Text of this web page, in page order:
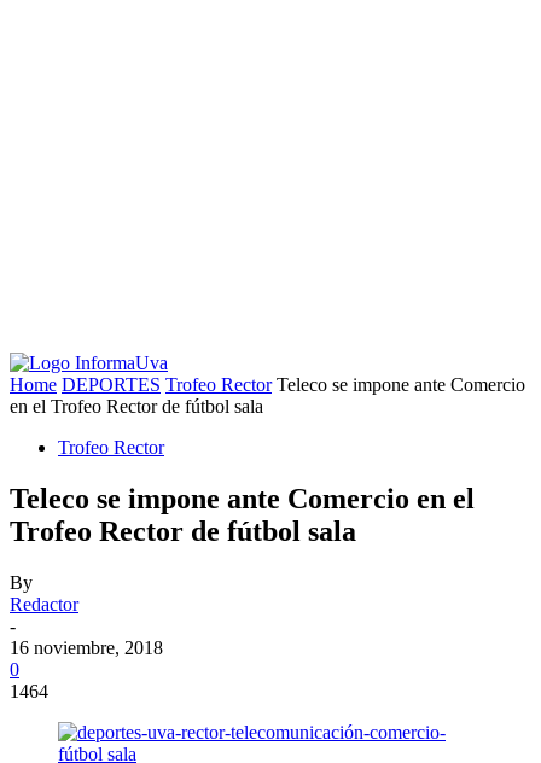
Home DEPORTES Trofeo Rector Teleco se impone ante Comercio
en el Trofeo Rector de fútbol sala
Trofeo Rector
Teleco se impone ante Comercio en el
Trofeo Rector de fútbol sala
By
Redactor
-
16 noviembre, 2018
0
1464